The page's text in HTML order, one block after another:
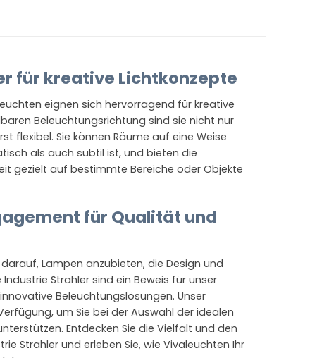
für kreative Lichtkonzepte
eignen sich hervorragend für kreative
Beleuchtungsrichtung sind sie nicht nur
flexibel. Sie können Räume auf eine Weise
als auch subtil ist, und bieten die
gezielt auf bestimmte Bereiche oder Objekte
für Qualität und
Lampen anzubieten, die Design und
Strahler sind ein Beweis für unser
Beleuchtungslösungen. Unser
um Sie bei der Auswahl der idealen
Entdecken Sie die Vielfalt und den
Strahler und erleben Sie, wie Vivaleuchten Ihr